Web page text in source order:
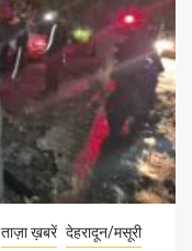
ताज़ा ख़बरें देहरादून/मसूरी